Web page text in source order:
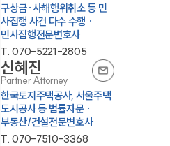
구상금·사해행위취소 등 민
사집행 사건 다수 수행 ·
민사집행전문변호사
T.070-5221-2805
신혜진
Partner Attorney
한국토지주택공사, 서울주택
도시공사 등 법률자문 ·
부동산/건설전문변호사
T.070-7510-3368